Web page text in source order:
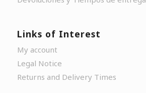
Links of Interest
My account
Legal Notice
Returns and Delivery Times